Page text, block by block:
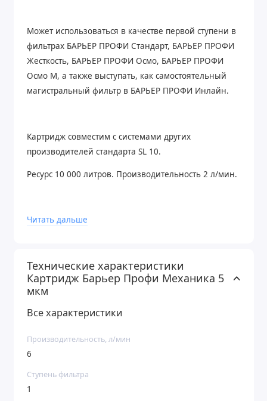
Может использоваться в качестве первой ступени в
фильтрах БАРЬЕР ПРОФИ Стандарт, БАРЬЕР ПРОФИ
Жесткость, БАРЬЕР ПРОФИ Осмо, БАРЬЕР ПРОФИ
Осмо М, а также выступать, как самостоятельный
магистральный фильтр в БАРЬЕР ПРОФИ Инлайн.
Картридж совместим с системами других
производителей стандарта SL 10.
Ресурс 10 000 литров. Производительность 2 л/мин.
Ключ для замены картриджей приобретается
Читать дальше
Технические характеристики
Картридж Барьер Профи Механика 5
мкм
Все характеристики
Производительность, л/мин
6
Ступень фильтра
1